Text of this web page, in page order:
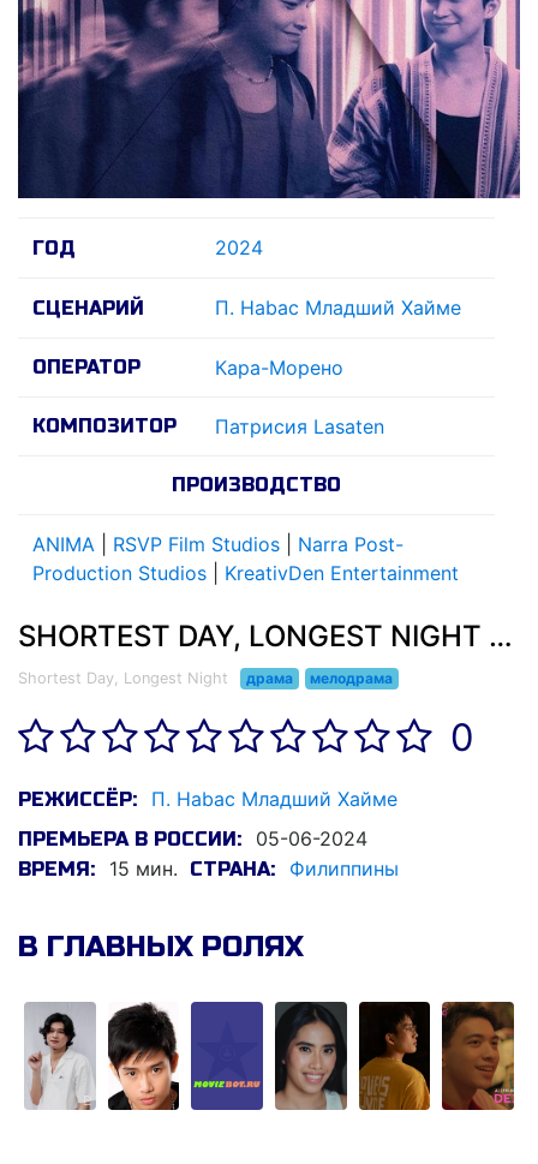
ГОД 2024
СЦЕНАРИЙ П. Habac Младший Хайме
ОПЕРАТОР Кара-Морено
КОМПОЗИТОР Патрисия Lasaten
ПРОИЗВОДСТВО
ANIMA RSVP Film Studios
Narra Post-
Production Studios
KreativDen Entertainment
SHORTEST DAY, LONGEST NIGHT (2024)
Shortest Day, Longest Night драма мелодрама
0
РЕЖИССЁР: П. Habac Младший Хайме
ПРЕМЬЕРА В РОССИИ: 05-06-2024
ВРЕМЯ: 15 мин. СТРАНА: Филиппины
В ГЛАВНЫХ РОЛЯХ